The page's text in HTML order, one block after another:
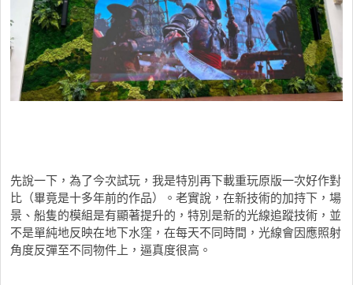
先說一下，為了今次試玩，我是特別再下載重玩原版一次好作對
比（畢竟是十多年前的作品）。老實說，在新技術的加持下，場
景、船隻的模組是有顯著提升的，特別是新的光線追蹤技術，並
不是單純地反映在地下水窪，在每天不同時間，光線會因應照射
角度反彈至不同物件上，逼真度很高。